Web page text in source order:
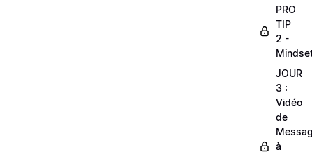
PRO
TIP
2 -
JOUR
3 :
Vidéo
de
à